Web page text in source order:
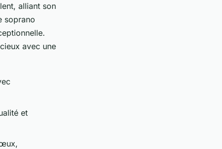
alliant son
soprano
avec une
et